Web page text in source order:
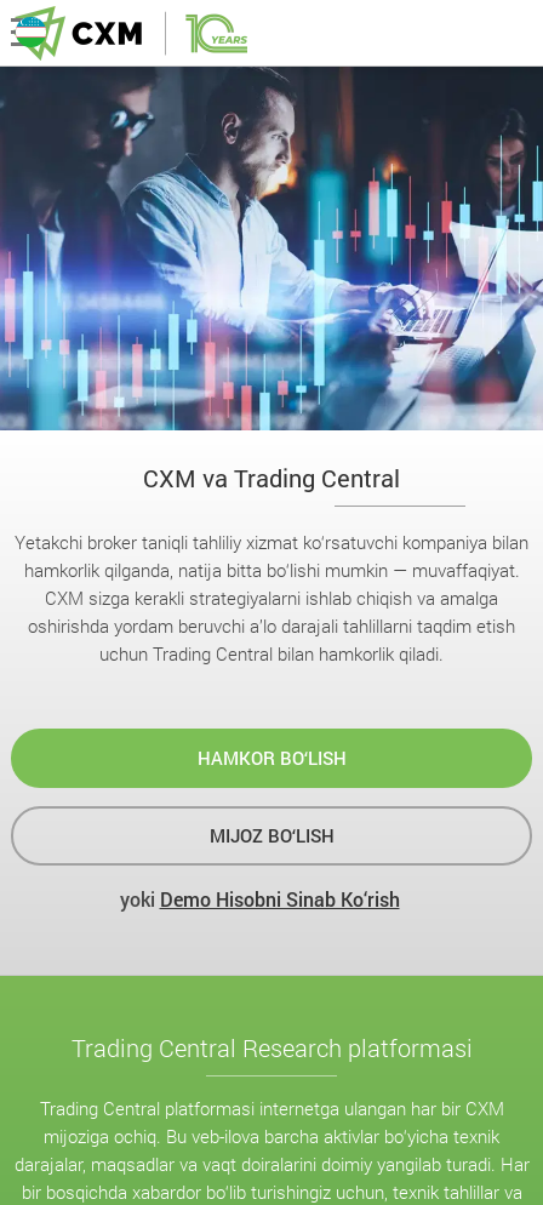
CXM va Trading Central
Yetakchi broker taniqli tahliliy xizmat ko‘rsatuvchi kompaniya bilan
hamkorlik qilganda, natija bitta bo‘lishi mumkin — muvaffaqiyat.
CXM sizga kerakli strategiyalarni ishlab chiqish va amalga
oshirishda yordam beruvchi a’lo darajali tahlillarni taqdim etish
uchun Trading Central bilan hamkorlik qiladi.
HAMKOR BO‘LISH
MIJOZ BO‘LISH
yoki Demo Hisobni Sinab Ko‘rish
Trading Central Research platformasi
Trading Central platformasi internetga ulangan har bir CXM
mijoziga ochiq. Bu veb-ilova barcha aktivlar bo‘yicha texnik
darajalar, maqsadlar va vaqt doiralarini doimiy yangilab turadi. Har
bir bosqichda xabardor bo‘lib turishingiz uchun, texnik tahlillar va